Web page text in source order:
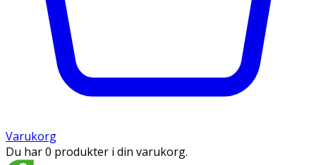
Varukorg
Du har 0 produkter i din varukorg.